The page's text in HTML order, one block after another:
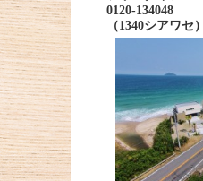
0120-134048
（1340シアワセ）